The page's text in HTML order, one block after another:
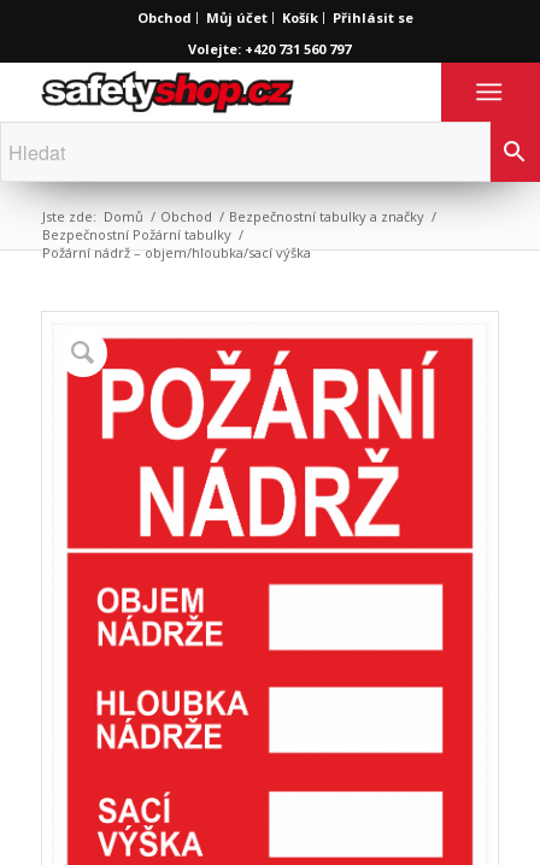
Obchod Můj účet Košík
Přihlásit se
Volejte: +420 731 560 797
Jste zde: Domů / Obchod / Bezpečnostní tabulky a značky /
Bezpečnostní Požární tabulky /
Požární nádrž – objem/hloubka/sací výška